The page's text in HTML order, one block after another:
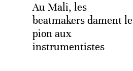
Au Mali, les
beatmakers dament le
pion aux
instrumentistes